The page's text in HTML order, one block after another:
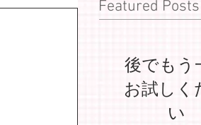
Featured Posts
後でもう
お試しく
い